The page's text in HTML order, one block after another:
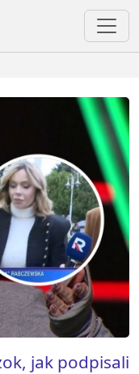
jak podpisali